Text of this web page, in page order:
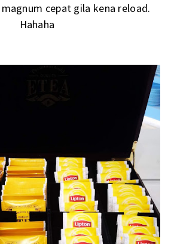
magnum cepat gila kena reload.
Hahaha